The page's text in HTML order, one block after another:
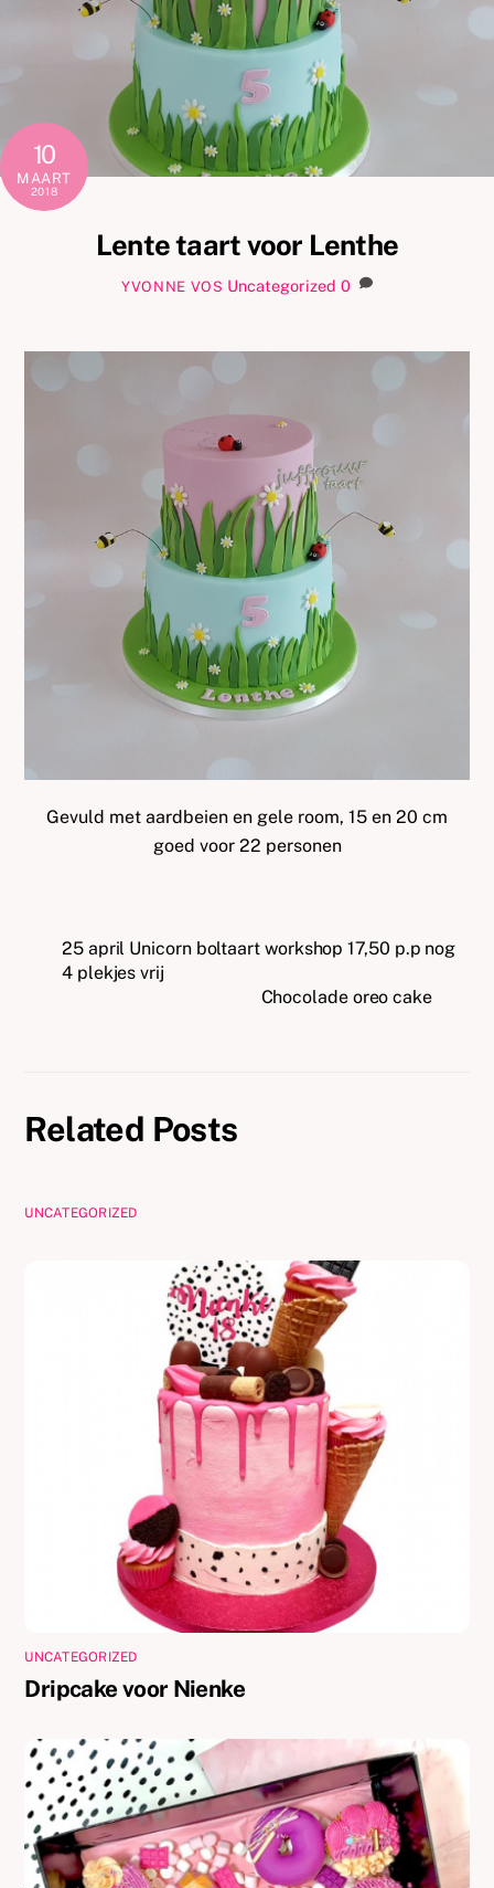
10
MAART
2018
Lente taart voor Lenthe
YVONNE VOS Uncategorized 0
Gevuld met aardbeien en gele room, 15 en 20 cm
goed voor 22 personen
25 april Unicorn boltaart workshop 17,50 p.p nog
4 plekjes vrij
Chocolade oreo cake
Related Posts
UNCATEGORIZED
UNCATEGORIZED
Dripcake voor Nienke